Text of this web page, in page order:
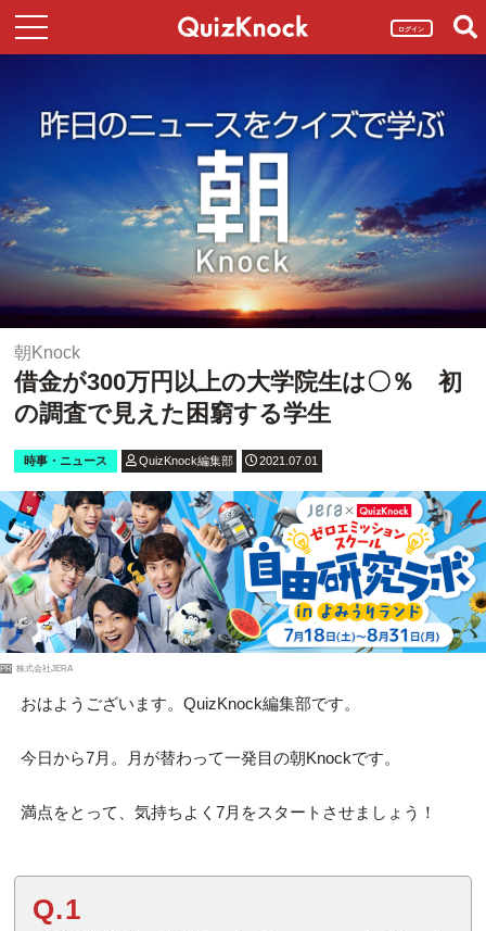
ログイン
朝Knock
借金が300万円以上の大学院生は〇％ 初
の調査で見えた困窮する学生
時事・ニュース QuizKnock編集部 2021.07.01
PR 株式会社JERA
おはようございます。QuizKnock編集部です。
今日から7月。月が替わって一発目の朝Knockです。
満点をとって、気持ちよく7月をスタートさせましょう！
Q.1